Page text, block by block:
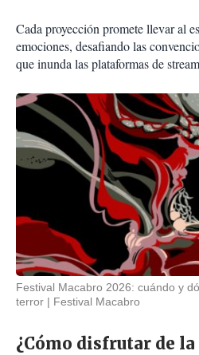
Cada proyección promete llevar al
emociones, desafiando las
que inunda las plataformas de
Festival Macabro 2026: cuándo y
terror
Festival Macabro
¿Cómo disfrutar de